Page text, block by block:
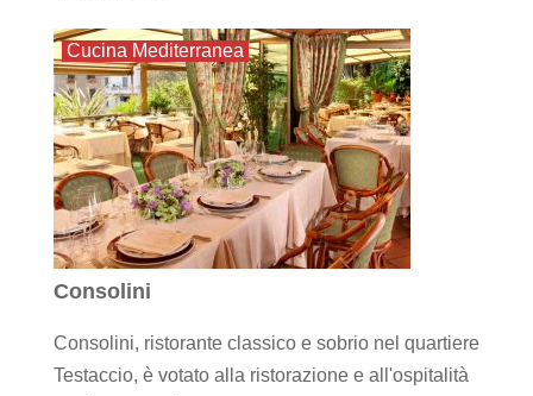
Cucina Mediterranea
Consolini
Consolini, ristorante classico e sobrio nel quartiere
Testaccio, è votato alla ristorazione e all'ospitalità